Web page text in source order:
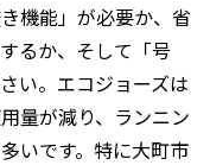
機能」が必要か、省
るか、そして「号
い。エコジョーズは
量が減り、ランニン
いです。特に大町市